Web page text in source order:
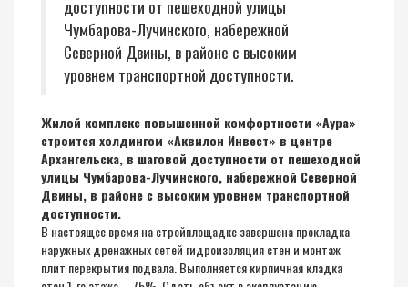
доступности от пешеходной улицы
Чумбарова-Лучинского, набережной
Северной Двины, в районе с высоким
уровнем транспортной доступности.
Жилой комплекс повышенной комфортности «Aура»
строится холдингом «Аквилон Инвест» в центре
Архангельска, в шаговой доступности от пешеходной
улицы Чумбарова-Лучинского, набережной Северной
Двины, в районе с высоким уровнем транспортной
доступности.
В настоящее время на стройплощадке завершена прокладка
наружных дренажных сетей гидроизоляция стен и монтаж
плит перекрытия подвала. Выполняется кирпичная кладка